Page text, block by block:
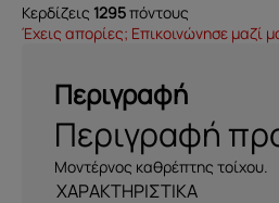
Κερδίζεις 1295πόντους
Έχεις απορίες; Επικοινώνησε μαζί
Περιγραφή
Περιγραφή
Μοντέρνος καθρέπτης τοίχου.